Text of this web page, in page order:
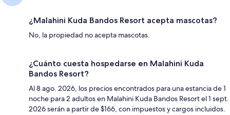
¿Malahini Kuda Bandos Resort acepta mascotas?
No, la propiedad no acepta mascotas.
¿Cuánto cuesta hospedarse en Malahini Kuda
Bandos Resort?
Al 8 ago. 2026, los precios encontrados para una estancia de 1
noche para 2 adultos en Malahini Kuda Bandos Resort el 1 sept.
2026 serán a partir de $166, con impuestos y cargos incluidos.